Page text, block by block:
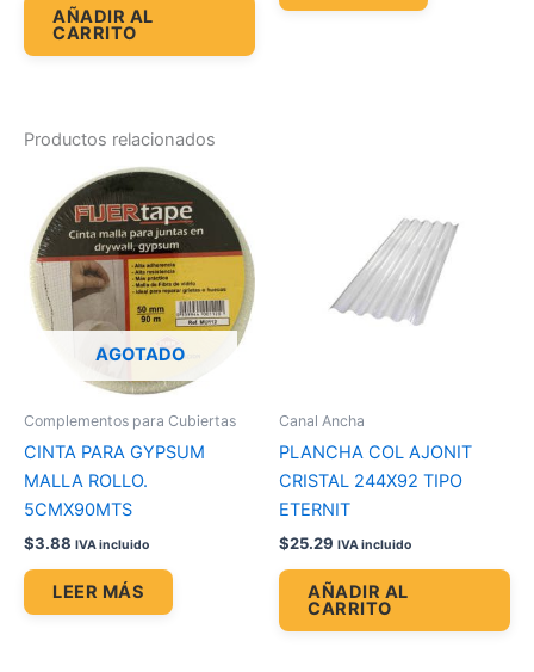
AÑADIR AL
CARRITO
Productos relacionados
AGOTADO
Complementos para Cubiertas
CINTA PARA GYPSUM
MALLA ROLLO.
5CMX90MTS
$3.88 IVA incluido
LEER MÁS
Canal Ancha
PLANCHA COL AJONIT
CRISTAL 244X92 TIPO
ETERNIT
$25.29 IVA incluido
AÑADIR AL
CARRITO